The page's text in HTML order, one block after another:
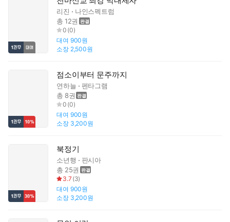
리진
나인스펙트럼
총 12권
0 (0)
대여 900원
소장 2,500원
점소이부터 문주까지
연하늘
펜타그램
총 8권
0 (0)
대여 900원
소장 3,200원
북정기
소년행
판시아
총 25권
3.7 (3)
대여 900원
소장 3,200원